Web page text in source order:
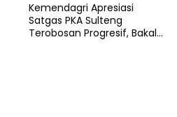
Kemendagri Apresiasi
Satgas PKA Sulteng
Terobosan Progresif, Bakal